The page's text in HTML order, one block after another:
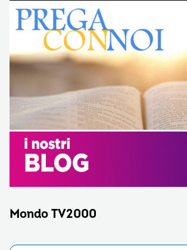
Mondo TV2000